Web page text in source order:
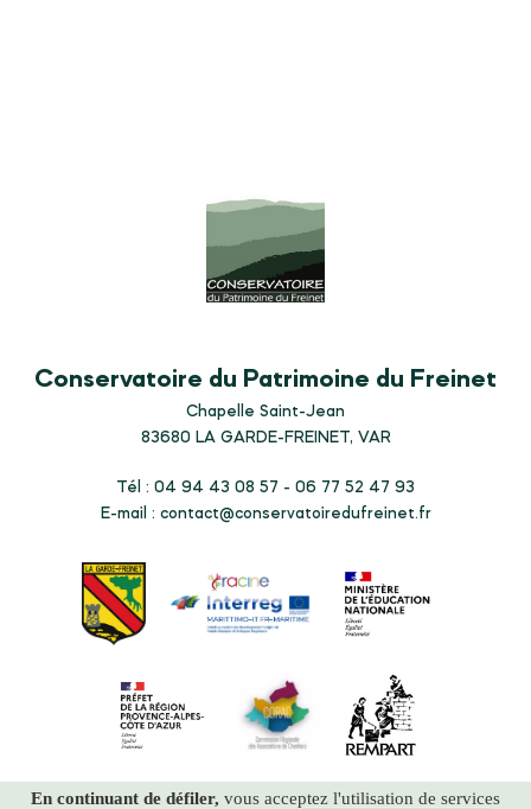
Conservatoire du Patrimoine du Freinet
Chapelle Saint-Jean
83680 LA GARDE-FREINET, VAR
Tél : 04 94 43 08 57 - 06 77 52 47 93
E-mail : contact@conservatoiredufreinet.fr
En continuant de défiler, vous acceptez l'utilisation de services